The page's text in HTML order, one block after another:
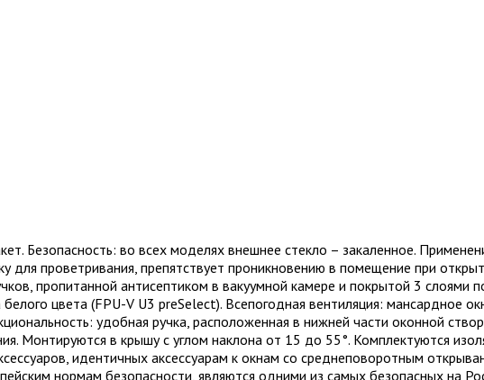
Безопасность: во всех моделях внешнее стекло – закаленное.
для проветривания, препятствует проникновению в помещение при
пропитанной антисептиком в вакуумной камере и покрытой 3 слоями
цвета (FPU-V U3 preSelect). Всепогодная вентиляция: мансардное
удобная ручка, расположенная в нижней части оконной
Монтируются в крышу с углом наклона от 15 до 55°. Комплектуются
идентичных аксессуарам к окнам со среднеповоротным
нормам безопасности, являются одними из самых безопасных на